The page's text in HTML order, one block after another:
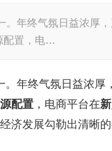
。年终气氛日益浓厚
配置，电…
年终气氛日益浓厚
配置 ，电商平台在
济发展勾勒出清晰的